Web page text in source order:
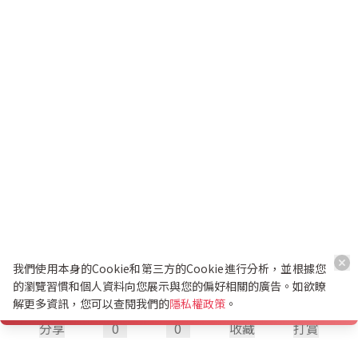
分享 0 0 收藏 打賞
我們使用本身的Cookie和第三方的Cookie進行分析，並根據您
的瀏覽習慣和個人資料向您展示與您的偏好相關的廣告。如欲瞭
解更多資訊，您可以查閱我們的隱私權政策 。